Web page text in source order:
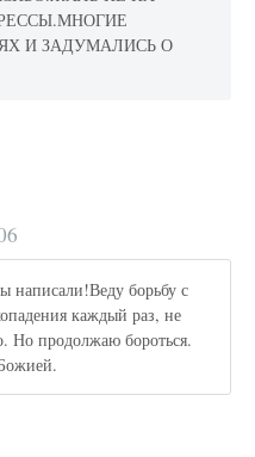
И ЗАДУМАЛИСЬ О
борьбу с
каждый раз, не
Но продолжаю бороться.